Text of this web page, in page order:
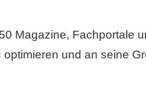
Magazine, Fachportale
und an seine